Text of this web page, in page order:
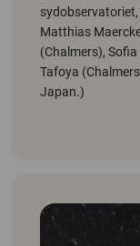
sydobservatoriet,
Matthias
(Chalmers),
Tafoya
Japan.)